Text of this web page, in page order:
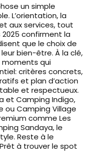
un simple
L’orientation, la
aux services, tout
confirment la
que le choix de
bien-être. À la clé,
moments qui
critères concrets,
et plan d’action
et respectueux.
et Camping Indigo,
ou Camping Village
comme Les
Sandaya, le
Reste à le
Prêt à trouver le spot